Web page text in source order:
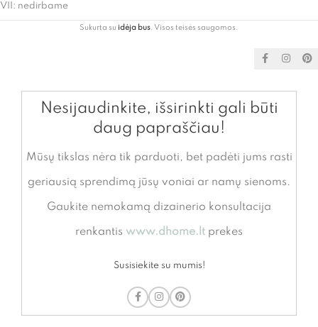
VII: nedirbame
Sukurta su idėja bus . Visos teisės saugomos.
Nesijaudinkite, išsirinkti gali būti
daug papraščiau!
Mūsų tikslas nėra tik parduoti, bet padėti jums rasti
geriausią sprendimą jūsų voniai ar namų sienoms.
Gaukite nemokamą dizainerio konsultacija
renkantis www.dhome.lt prekes
Susisiekite su mumis!